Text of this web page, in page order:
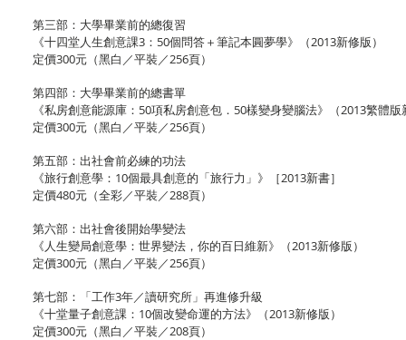
第三部：大學畢業前的總復習
《十四堂人生創意課3：50個問答＋筆記本圓夢學》（2013新修版）
定價300元（黑白／平裝／256頁）
第四部：大學畢業前的總書單
《私房創意能源庫：50項私房創意包．50樣變身變腦法》（2013繁體版
定價300元（黑白／平裝／256頁）
第五部：出社會前必練的功法
《旅行創意學：10個最具創意的「旅行力」》［2013新書］
定價480元（全彩／平裝／288頁）
第六部：出社會後開始學變法
《人生變局創意學：世界變法，你的百日維新》（2013新修版）
定價300元（黑白／平裝／256頁）
第七部：「工作3年／讀研究所」再進修升級
《十堂量子創意課：10個改變命運的方法》（2013新修版）
定價300元（黑白／平裝／208頁）